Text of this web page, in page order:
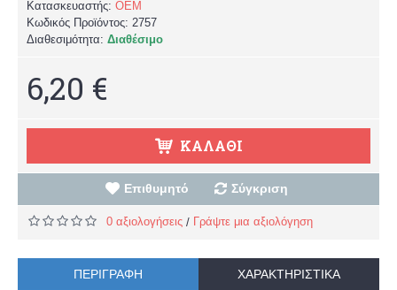
Κατασκευαστής: OEM
Κωδικός Προϊόντος: 2757
Διαθεσιμότητα: Διαθέσιμο
6,20 €
ΚΑΛΆΘΙ
Επιθυμητό Σύγκριση
0 αξιολογήσεις / Γράψτε μια αξιολόγηση
ΠΕΡΙΓΡΑΦΉ ΧΑΡΑΚΤΗΡΙΣΤΙΚΆ